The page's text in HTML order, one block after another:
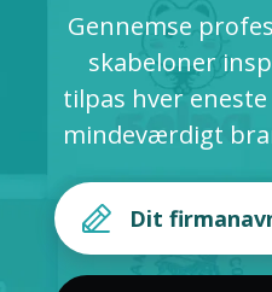
Trykte produkter
Om
Gennemse
skabeloner
tilpas hver
mindeværdigt